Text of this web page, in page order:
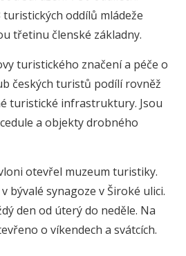
oddílů mládeže
třetinu členské základny.
turistického značení a péče o
českých turistů podílí rovněž
turistické infrastruktury. Jsou
a objekty drobného
otevřel muzeum turistiky.
bývalé synagoze v Široké ulici.
den od úterý do neděle. Na
o víkendech a svátcích.